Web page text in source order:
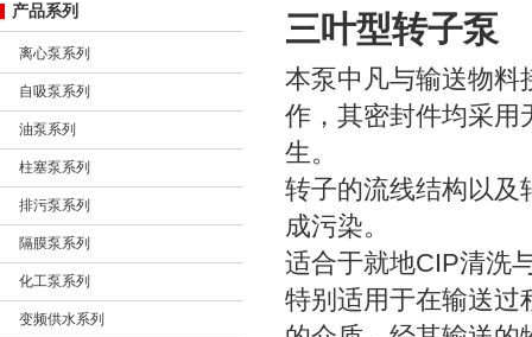
产品系列
离心泵系列
自吸泵系列
油泵系列
柱塞泵系列
排污泵系列
隔膜泵系列
化工泵系列
变频供水系列
三叶型转子泵
本泵中凡与输送物料
作，其密封件均采用
生。
转子的流线结构以及
成污染。
适合于就地CIP清洗
特别适用于在输送过